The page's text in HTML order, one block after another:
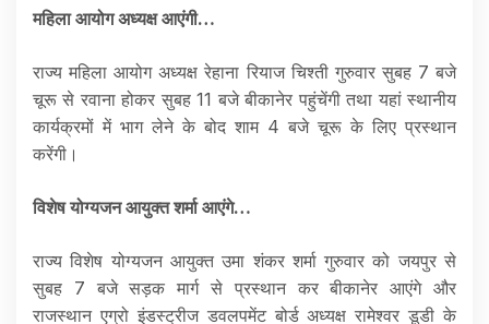
महिला आयोग अध्यक्ष आएंगी…
राज्य महिला आयोग अध्यक्ष रेहाना रियाज चिश्ती गुरुवार सुबह 7 बजे
चूरू से रवाना होकर सुबह 11 बजे बीकानेर पहुंचेंगी तथा यहां स्थानीय
कार्यक्रमों में भाग लेने के बोद शाम 4 बजे चूरू के लिए प्रस्थान
करेंगी।
विशेष योग्यजन आयुक्त शर्मा आएंगे…
राज्य विशेष योग्यजन आयुक्त उमा शंकर शर्मा गुरुवार को जयपुर से
सुबह 7 बजे सड़क मार्ग से प्रस्थान कर बीकानेर आएंगे और
राजस्थान एग्रो इंडस्ट्रीज डवलपमेंट बोर्ड अध्यक्ष रामेश्वर डूडी के